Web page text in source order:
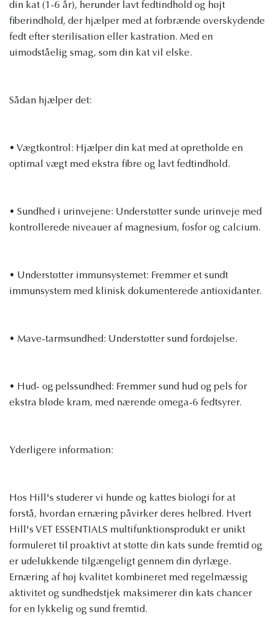
din kat (1-6 år), herunder lavt fedtindhold og højt
fiberindhold, der hjælper med at forbrænde overskydende
fedt efter sterilisation eller kastration. Med en
uimodståelig smag, som din kat vil elske.
Sådan hjælper det:
• Vægtkontrol: Hjælper din kat med at opretholde en
optimal vægt med ekstra fibre og lavt fedtindhold.
• Sundhed i urinvejene: Understøtter sunde urinveje med
kontrollerede niveauer af magnesium, fosfor og calcium.
• Understøtter immunsystemet: Fremmer et sundt
immunsystem med klinisk dokumenterede antioxidanter.
• Mave-tarmsundhed: Understøtter sund fordøjelse.
• Hud- og pelssundhed: Fremmer sund hud og pels for
ekstra bløde kram, med nærende omega-6 fedtsyrer.
Yderligere information:
Hos Hill's studerer vi hunde og kattes biologi for at
forstå, hvordan ernæring påvirker deres helbred. Hvert
Hill's VET ESSENTIALS multifunktionsprodukt er unikt
formuleret til proaktivt at støtte din kats sunde fremtid og
er udelukkende tilgængeligt gennem din dyrlæge.
Ernæring af høj kvalitet kombineret med regelmæssig
aktivitet og sundhedstjek maksimerer din kats chancer
for en lykkelig og sund fremtid.